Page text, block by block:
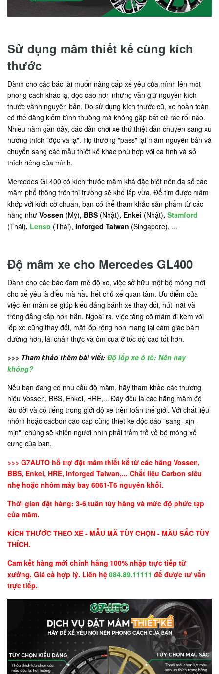
Sử dụng mâm thiết kế cùng kích
thước
Dành cho các bác tài muốn nâng cấp xế yêu của mình lên một
phong cách khác lạ, độc đáo hơn nhưng vẫn giữ nguyên kích
thước vành nguyên bản. Do sử dụng kích thước cũ, xe hoàn toàn
có thể đăng kiểm bình thường mà không gặp bất cứ rắc rối nào.
Nhiều năm gần đây, các dân chơi xe thứ thiệt dần chuyển sang xu
hướng thích "độc và lạ". Họ thường "pass" lại mâm nguyên bản và
chuyển sang các mẫu thiết kế khác phù hợp với cá tính và sở
thích riêng của mình.
Mercedes GL400 có kích thước mâm khá đặc biệt nên đa số các
mâm phổ thông trên thị trường sẽ khó lắp vừa. Để tim được mâm
khớp với kích cỡ chuẩn, bạn có thể tham khảo sản phẩm từ các
hãng như Vossen (Mỹ), BBS (Nhật), Enkei (Nhật), Stamford
(Thái), Lenso (Thái), Inforged Taiwan (Singapore), ...
Độ mâm xe cho Mercedes GL400
Dành cho các bác đam mê độ xe, việc sở hữu một bộ móng mới
cho xế yêu là điều mà hầu hết chủ xế quan tâm. Ưu điểm của
việc lên mâm sẽ giúp kiểu dáng bánh xe thay đổi, hút mắt và
trông đẳng cấp hơn hẳn. Ngoài ra, việc tăng cỡ mâm đi kèm với
lốp xe cũng thay đổi, mặt lốp rộng hơn mang lại cảm giác bám
đường hơn, lái chân thực và ôm cua ở tốc độ cao tốt hơn.
>>> Tham khảo thêm bài viết: Độ lốp xe ô tô: Nên hay
không?
Nếu bạn đang có nhu cầu độ mâm, hãy tham khảo các thương
hiệu Vossen, BBS, Enkei, HRE,... Đây đều là các hãng mâm độ
lâu đời và có tiếng trong giới độ xe trên toàn thế giới. Với chất liệu
nhôm hoặc cacbon cao cấp cùng thiết kế độc đáo "sang- xịn -
mịn", chúng sẽ khiến người nhìn phải trầm trồ về bộ móng xế
cưng của bạn.
>>> G7AUTO hỗ trợ đặt mâm thiết kế từ các hãng Vossen,
BBS, Enkei, HRE, Inforged Taiwan,... Chất liệu Carbon siêu
nhẹ hoặc nhôm máy bay 6061-T6 nguyên khối.
Thời gian đặt hàng: 3-6 tuần tùy hãng và mức độ phức tạp
của mâm.
KÍCH THƯỚC THEO XE - MẪU MÃ TÙY CHỌN - MÀU SẮC TÙY
THÍCH.
Cam kết hàng mới chính hãng 100% nhập trực tiếp từ
xưởng. Giá cả hợp lý. Liên hệ 084.89.11111 để được tư vấn
trực tiếp.